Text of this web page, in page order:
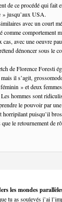
de ce procédé qui fait
» jusqu’aux USA.
avec un court
comme comportement
cas, avec une oeuvre
dénoncer sous le
de Florence Foresti
il s’agit,
» et deux
hommes sont
le pouvoir par
horripilant puisqu’il
le retournement de
les mondes
tu as soulevés j’ai